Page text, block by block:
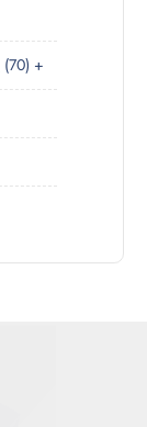
é
k
707
0
e
m
+